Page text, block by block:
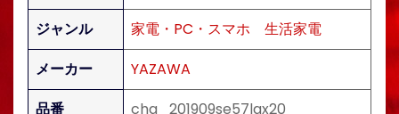
ジャンル
家電・PC・スマホ
生活家電
メーカー
YAZAWA
品番
cha_201909se57lgx20